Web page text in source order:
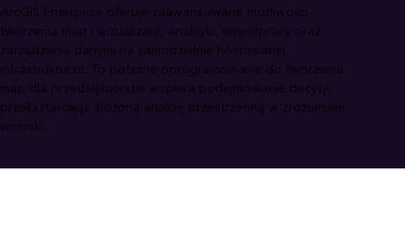
ArcGIS Enterprise oferuje zaawansowane możliwości
tworzenia map i wizualizacji, analityki, współpracy oraz
zarządzania danymi na samodzielnie hostowanej
infrastrukturze. To potężne oprogramowanie do tworzenia
map dla przedsiębiorstw wspiera podejmowanie decyzji,
przekształcając złożoną analizę przestrzenną w zrozumiałe
wnioski.